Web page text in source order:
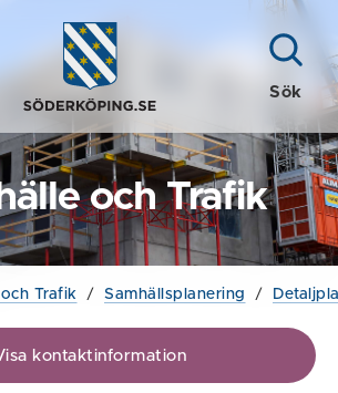
Sök
och Trafik
Trafik / Samhällsplanering /
kontaktinformation